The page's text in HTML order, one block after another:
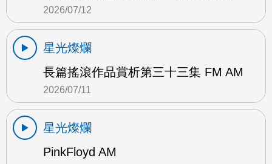
2026/07/12
星光燦爛
長篇搖滾作品賞析第三十三集 FM AM
2026/07/11
星光燦爛
PinkFloyd AM